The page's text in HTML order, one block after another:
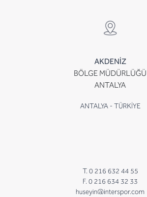
AKDENİZ
BÖLGE MÜDÜRLÜĞÜ
ANTALYA
ANTALYA - TÜRKİYE
T. 0 216 632 44 55
F. 0 216 634 32 33
huseyin@interspor.com